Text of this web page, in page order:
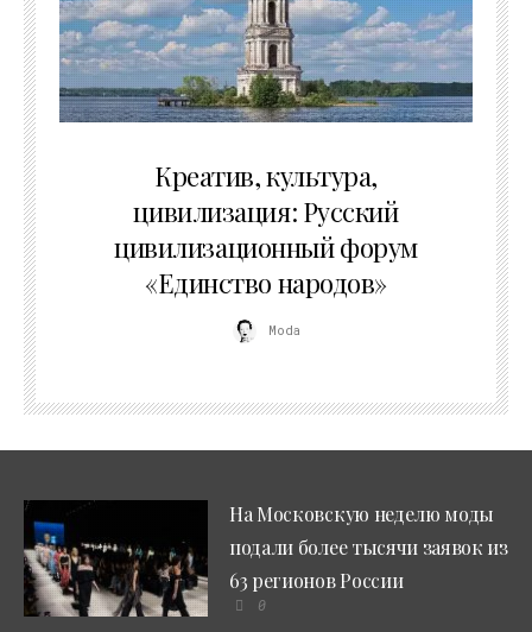
Креатив, культура,
цивилизация: Русский
цивилизационный форум
«Единство народов»
Moda
На Московскую неделю моды
подали более тысячи заявок из
63 регионов России
0